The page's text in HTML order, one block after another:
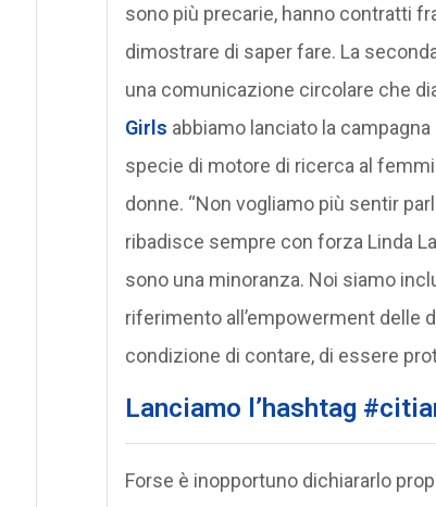
sono più precarie, hanno contratti
dimostrare di saper fare. La
una comunicazione circolare che
Girls abbiamo lanciato la
specie di motore di ricerca al
donne. “Non vogliamo più sentir
ribadisce sempre con forza Linda
sono una minoranza. Noi siamo
riferimento all’empowerment delle
condizione di contare, di essere
Lanciamo l’hashtag
Forse è inopportuno dichiararlo